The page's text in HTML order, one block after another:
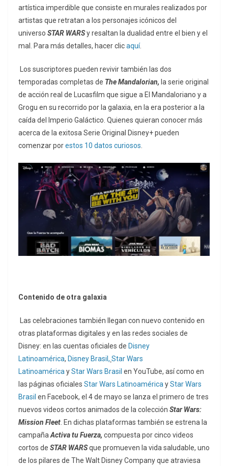
artística imperdible que consiste en murales realizados por
artistas que retratan a los personajes icónicos del
universo STAR WARSy resaltan la dualidad entre el bien y el
mal. Para más detalles, hacer clicaquí.
Los suscriptores pueden revivir también las dos
temporadas completas de The Mandalorian, la serie original
de acción real de Lucasfilm que sigue a El Mandaloriano y a
Grogu en su recorrido por la galaxia, en la era posterior a la
caída del Imperio Galáctico. Quienes quieran conocer más
acerca de la exitosa Serie Original Disney+ pueden
comenzar porestos 10 datos curiosos
Contenido de otra galaxia
Las celebraciones también llegan con nuevo contenido en
otras plataformas digitales y en las redes sociales de
Disney: en las cuentas oficiales de Disney
Latinoamérica, Disney Brasil, Star Wars
Latinoamérica yStar Wars Brasil en YouTube, así como en
las páginas oficiales Star Wars Latinoamérica yStar Wars
Brasil en Facebook, el 4 de mayo se lanza el primero de tres
nuevos videos cortos animados de la colección Star Wars:
Mission Fleet . En dichas plataformas también se estrena la
campaña Activa tu Fuerza, compuesta por cinco videos
cortos de STAR WARSque promueven la vida saludable, uno
de los pilares de The Walt Disney Company que atraviesa